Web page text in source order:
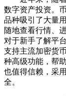
数字资产投资。
品种吸引了大量
随地查看行情、
对于新手了解平
支持主流加密货
种高级功能，帮
也值得信赖，采
全。